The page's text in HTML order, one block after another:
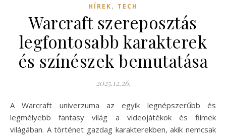
HÍREK, TECH
Warcraft szereposztás
legfontosabb karakterek
és színészek bemutatása
2025.12.26.
A Warcraft univerzuma az egyik legnépszerűbb és
legmélyebb fantasy világ a videojátékok és filmek
világában. A történet gazdag karakterekben, akik nemcsak